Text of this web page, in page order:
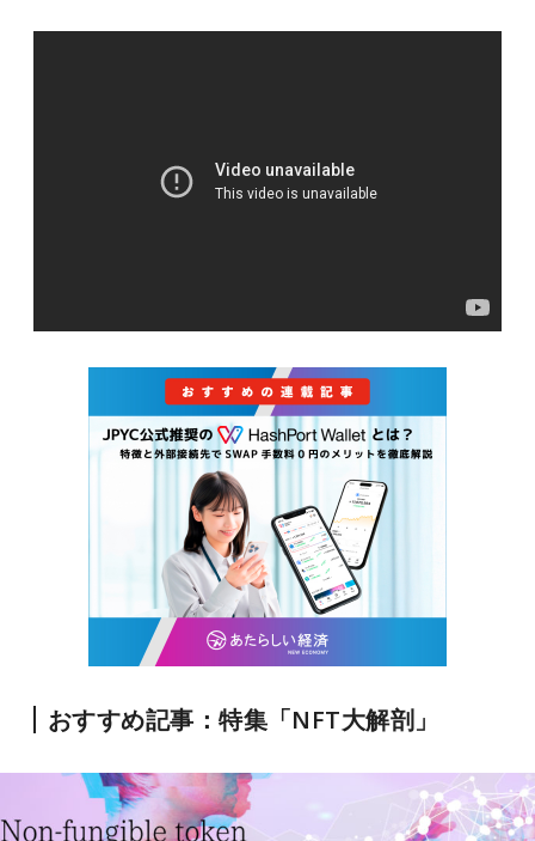
おすすめ記事：特集「NFT大解剖」